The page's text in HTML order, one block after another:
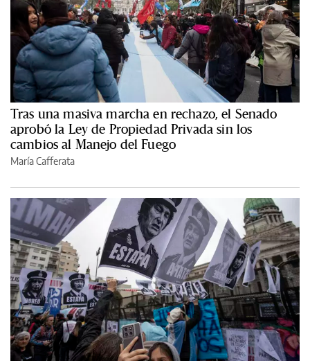
Tras una masiva marcha en rechazo, el Senado
aprobó la Ley de Propiedad Privada sin los
cambios al Manejo del Fuego
María Cafferata